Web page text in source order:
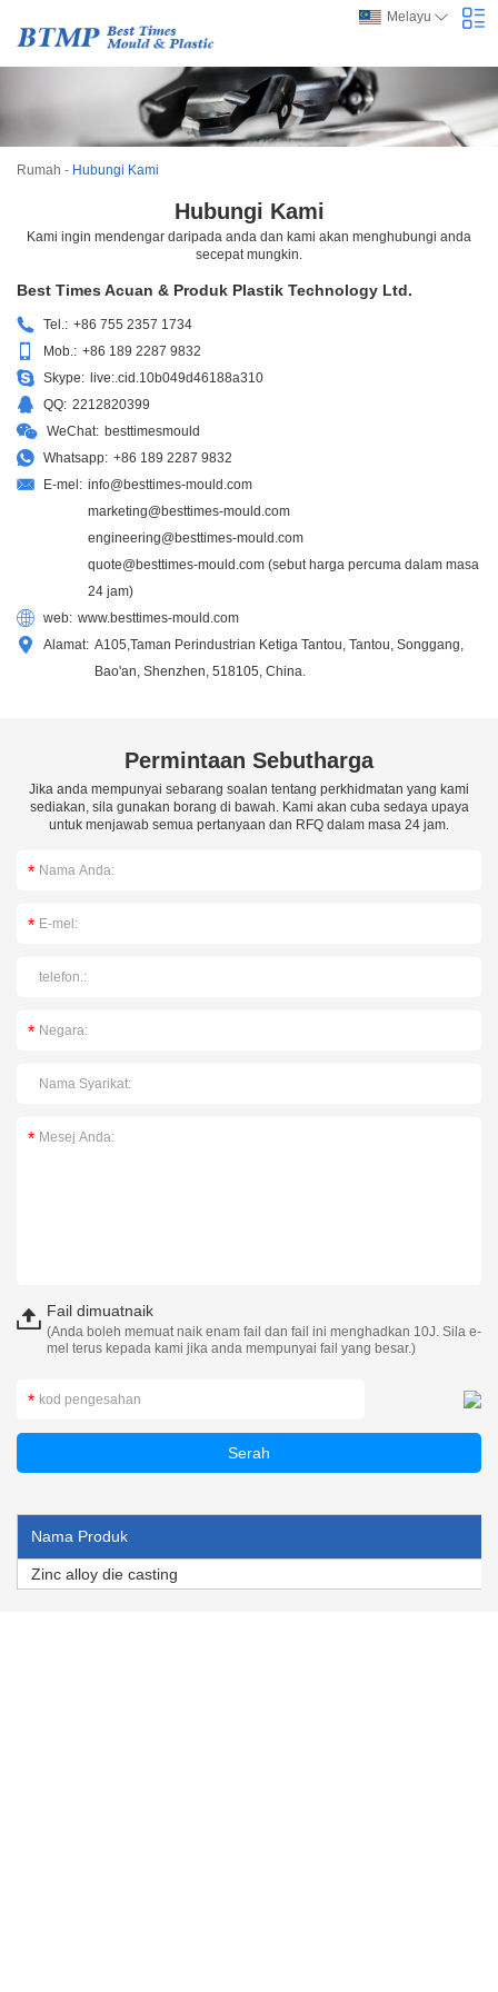
Melayu
Rumah - Hubungi Kami
Hubungi Kami
Kami ingin mendengar daripada anda dan kami akan menghubungi anda
secepat mungkin.
Best Times Acuan & Produk Plastik Technology Ltd.
Tel.: +86 755 2357 1734
Mob.: +86 189 2287 9832
Skype: live:.cid.10b049d46188a310
QQ: 2212820399
WeChat: besttimesmould
Whatsapp: +86 189 2287 9832
E-mel: info@besttimes-mould.com
marketing@besttimes-mould.com
engineering@besttimes-mould.com
quote@besttimes-mould.com (sebut harga percuma dalam masa
24 jam)
web: www.besttimes-mould.com
Alamat: A105,Taman Perindustrian Ketiga Tantou, Tantou, Songgang,
Bao'an, Shenzhen, 518105, China.
Permintaan Sebutharga
Jika anda mempunyai sebarang soalan tentang perkhidmatan yang kami
sediakan, sila gunakan borang di bawah. Kami akan cuba sedaya upaya
untuk menjawab semua pertanyaan dan RFQ dalam masa 24 jam.
Fail dimuatnaik
(Anda boleh memuat naik enam fail dan fail ini menghadkan 10J. Sila e-
mel terus kepada kami jika anda mempunyai fail yang besar.)
Nama Produk
Zinc alloy die casting